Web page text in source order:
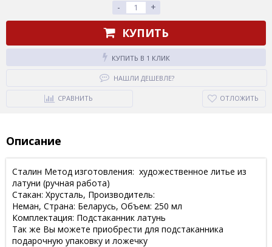
-
+
КУПИТЬ
КУПИТЬ В 1 КЛИК
НАШЛИ ДЕШЕВЛЕ?
СРАВНИТЬ ОТЛОЖИТЬ
Описание
Сталин Метод изготовления: художественное литье из
латуни (ручная работа)
Стакан: Хрусталь, Производитель:
Неман, Страна: Беларусь, Объем: 250 мл
Комплектация: Подстаканник латунь
Так же Вы можете приобрести для подстаканника
подарочную упаковку и ложечку